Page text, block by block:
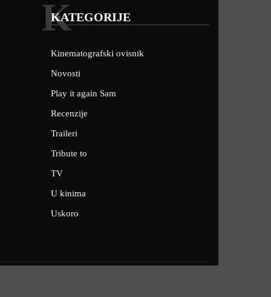
KATEGORIJE
K
Kinematografski ovisnik
Novosti
Play it again Sam
Recenzije
Traileri
Tribute to
TV
U kinima
Uskoro